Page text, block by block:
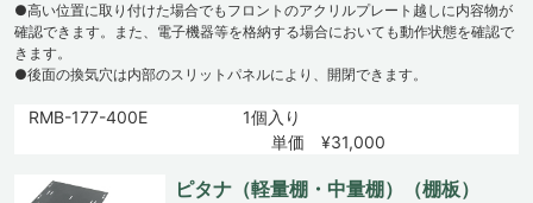
●高い位置に取り付けた場合でもフロントのアクリルプレート越しに内容物が
確認できます。また、電子機器等を格納する場合においても動作状態を確認で
きます。
●後面の換気穴は内部のスリットパネルにより、開閉できます。
RMB-177-400E
1個入り
単価 ¥31,000
ピタナ（軽量棚・中量棚）（棚板）